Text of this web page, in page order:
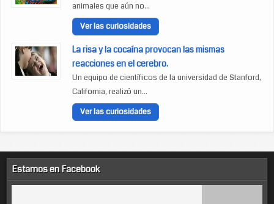
animales que aún no...
Ver las curiosidades
La risa y la cocaína provocan las mismas
reacciones en el cerebro.
Un equipo de científicos de la universidad de Stanford,
California, realizó un...
Ver las curiosidades
Estamos en Facebook